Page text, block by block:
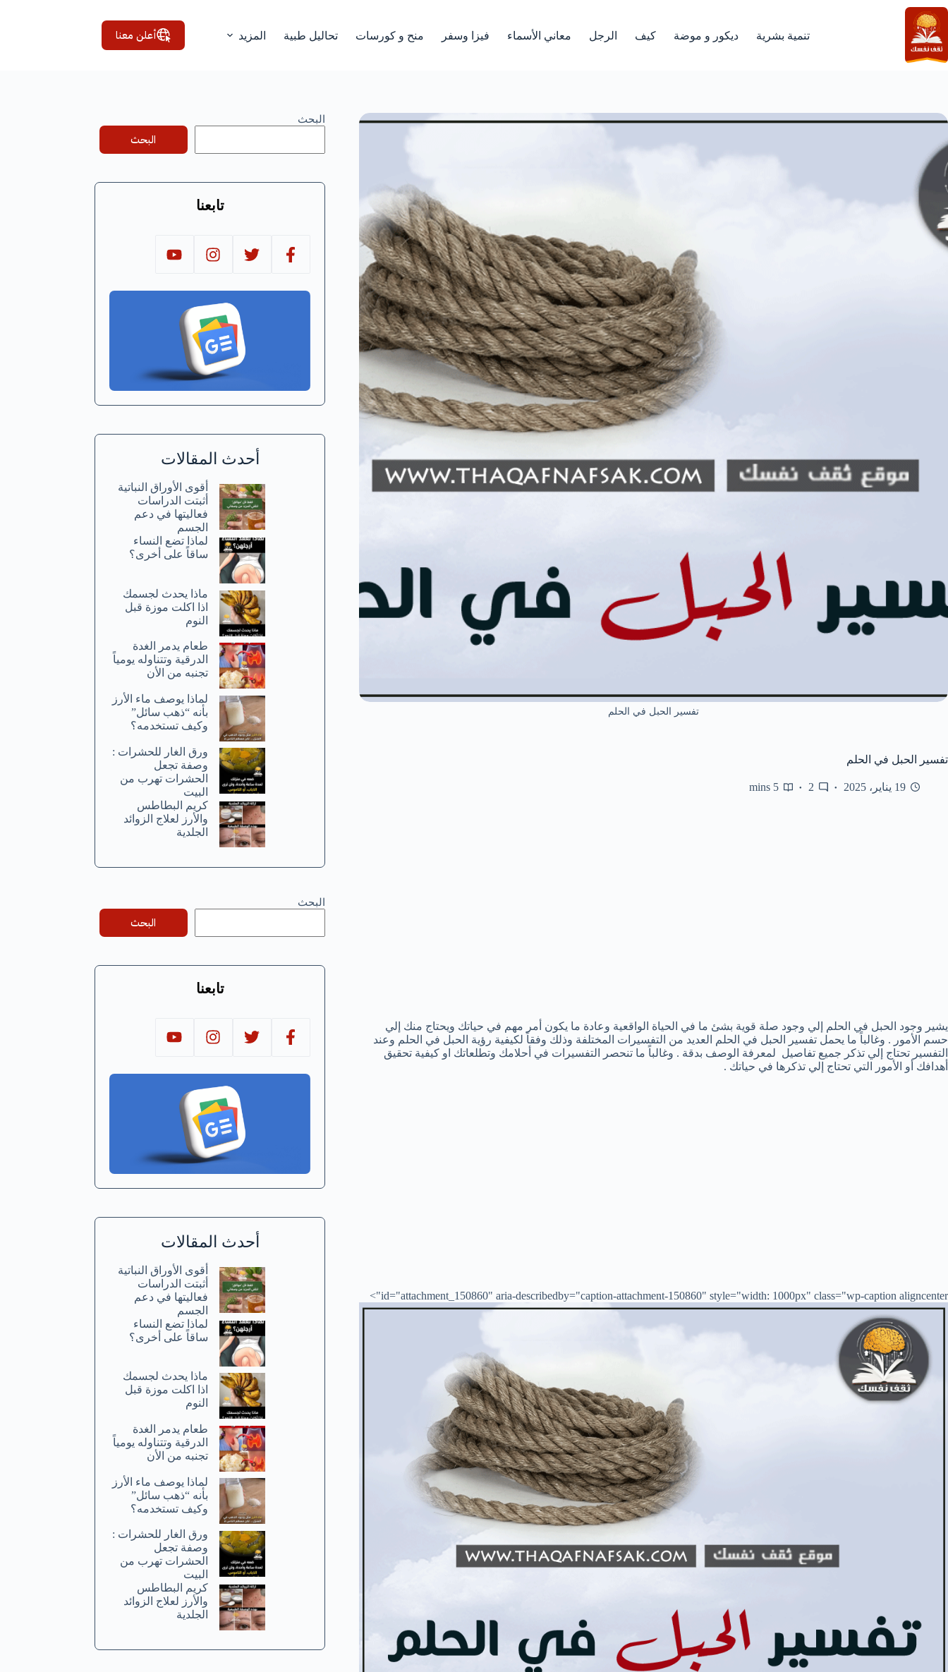
التجاوز
إلى
المحتوى
تنمية بشرية ديكور و موضة كيف الرجل معاني الأسماء فيزا وسفر منح و كورسات تحاليل طبية المزيد أعلن معنا
تفسير الحبل في الحلم
تفسير الحبل في الحلم
19 يناير، 2025 2
5 mins
يشير وجود الحبل في الحلم إلي وجود صلة قوية بشئ ما في الحياة الواقعية وعادة ما يكون أمر مهم في حياتك ويحتاج منك إلي
حسم الأمور . وغالباً ما يحمل تفسير الحبل في الحلم العديد من التفسيرات المختلفة وذلك وفقاً لكيفية رؤية الحبل في الحلم وعند
التفسير تحتاج إلي تذكر جميع تفاصيل لمعرفة الوصف بدقة . وغالباً ما تنحصر التفسيرات في أحلامك وتطلعاتك او كيفية تحقيق
أهدافك أو الأمور التي تحتاج إلي تذكرها في حياتك .
id="attachment_150860" aria-describedby="caption-attachment-150860" style="width: 1000px" class="wp-caption aligncenter">
البحث
البحث
تابعنا
أحدث المقالات
أقوى الأوراق النباتية
أثبتت الدراسات
فعاليتها في دعم
الجسم
لماذا تضع النساء
ساقاً على أخرى؟
ماذا يحدث لجسمك
اذا اكلت موزة قبل
النوم
طعام يدمر الغدة
الدرقية وتتناوله يومياً
تجنبه من الأن
لماذا يوصف ماء الأرز
بأنه “ذهب سائل”
وكيف تستخدمه؟
ورق الغار للحشرات :
وصفة تجعل
الحشرات تهرب من
البيت
كريم البطاطس
والأرز لعلاج الزوائد
الجلدية
البحث
البحث
تابعنا
أحدث المقالات
أقوى الأوراق النباتية
أثبتت الدراسات
فعاليتها في دعم
الجسم
لماذا تضع النساء
ساقاً على أخرى؟
ماذا يحدث لجسمك
اذا اكلت موزة قبل
النوم
طعام يدمر الغدة
الدرقية وتتناوله يومياً
تجنبه من الأن
لماذا يوصف ماء الأرز
بأنه “ذهب سائل”
وكيف تستخدمه؟
ورق الغار للحشرات :
وصفة تجعل
الحشرات تهرب من
البيت
كريم البطاطس
والأرز لعلاج الزوائد
الجلدية